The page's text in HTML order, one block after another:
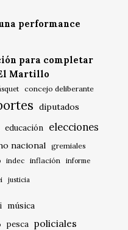
performance
para completar
Martillo
concejo deliberante
diputados
educación elecciones
nacional gremiales
indec inflación informe
justicia
música
pesca policiales